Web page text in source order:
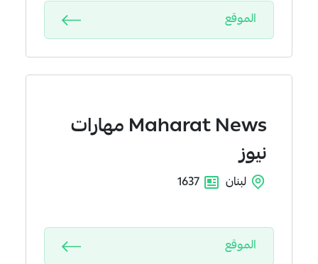
الموقع
Maharat News مهارات
نيوز
لبنان
الموقع